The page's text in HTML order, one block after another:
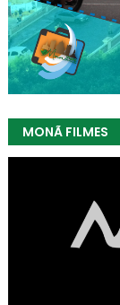
MONÃ FILMES